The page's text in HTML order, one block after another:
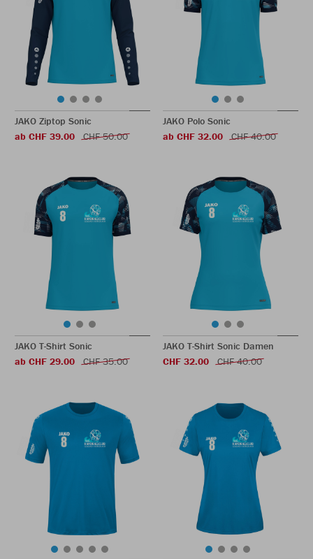
JAKO Ziptop Sonic
ab CHF 39.00
CHF 50.00
JAKO Polo Sonic
ab CHF 32.00
CHF 40.00
JAKO T-Shirt Sonic
ab CHF 29.00
CHF 35.00
JAKO T-Shirt Sonic Damen
CHF 32.00
CHF 40.00